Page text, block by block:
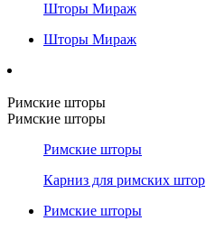
Шторы Мираж
Шторы Мираж
Римские шторы
Римские шторы
Римские шторы
Карниз для римских штор
Римские шторы